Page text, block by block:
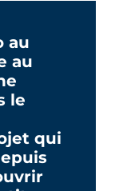
au
au
le
qui